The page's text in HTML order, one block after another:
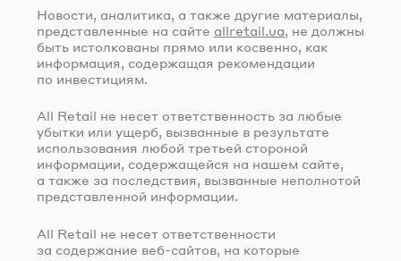
Новости, аналитика, а также другие материалы,
представленные на сайте allretail.ua, не должны
быть истолкованы прямо или косвенно, как
информация, содержащая рекомендации
по инвестициям.
All Retail не несет ответственность за любые
убытки или ущерб, вызванные в результате
использования любой третьей стороной
информации, содержащейся на нашем сайте,
а также за последствия, вызванные неполнотой
представленной информации.
All Retail не несет ответственности
за содержание веб-сайтов, на которые